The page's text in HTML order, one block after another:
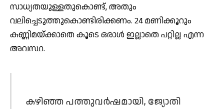
സാധ്യതയുള്ളതുകൊണ്ട്, അതും
വലിച്ചെടുത്തുകൊണ്ടിരിക്കണം. 24 മണിക്കൂറും
കണ്ണിമയ്ക്കാതെ കൂടെ ഒരാള്‍ ഇല്ലാതെ പറ്റില്ല എന്ന
അവസ്ഥ.
കഴിഞ്ഞ പത്തുവര്‍ഷമായി, ജ്യോതി